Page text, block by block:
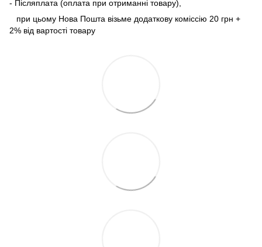
- Післяплата (оплата при отриманні товару),
при цьому Нова Пошта візьме додаткову коміссію 20 грн +
2% від вартості товару